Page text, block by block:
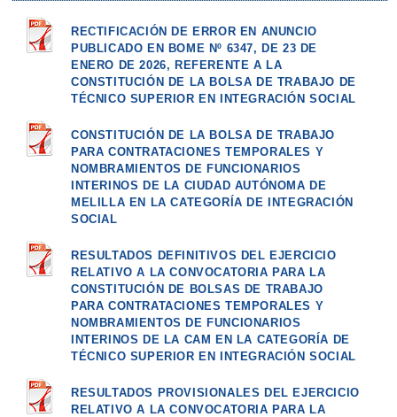
RECTIFICACIÓN DE ERROR EN ANUNCIO
PUBLICADO EN BOME Nº 6347, DE 23 DE
ENERO DE 2026, REFERENTE A LA
CONSTITUCIÓN DE LA BOLSA DE TRABAJO DE
TÉCNICO SUPERIOR EN INTEGRACIÓN SOCIAL
CONSTITUCIÓN DE LA BOLSA DE TRABAJO
PARA CONTRATACIONES TEMPORALES Y
NOMBRAMIENTOS DE FUNCIONARIOS
INTERINOS DE LA CIUDAD AUTÓNOMA DE
MELILLA EN LA CATEGORÍA DE INTEGRACIÓN
SOCIAL
RESULTADOS DEFINITIVOS DEL EJERCICIO
RELATIVO A LA CONVOCATORIA PARA LA
CONSTITUCIÓN DE BOLSAS DE TRABAJO
PARA CONTRATACIONES TEMPORALES Y
NOMBRAMIENTOS DE FUNCIONARIOS
INTERINOS DE LA CAM EN LA CATEGORÍA DE
TÉCNICO SUPERIOR EN INTEGRACIÓN SOCIAL
RESULTADOS PROVISIONALES DEL EJERCICIO
RELATIVO A LA CONVOCATORIA PARA LA